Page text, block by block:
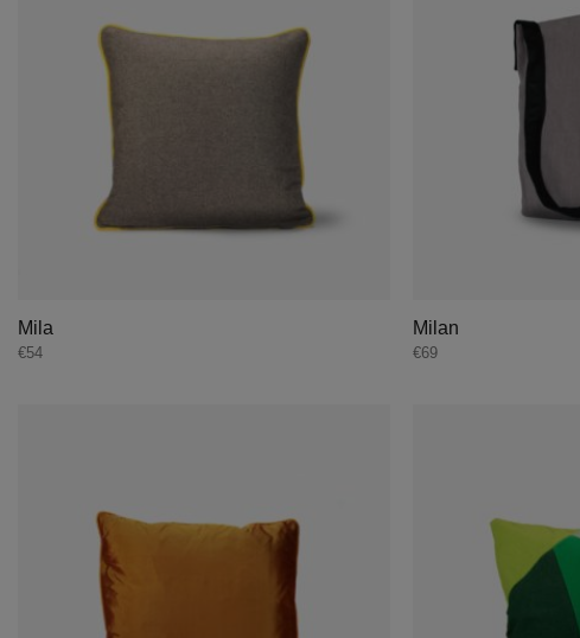
Mila
€54
Milan
€69